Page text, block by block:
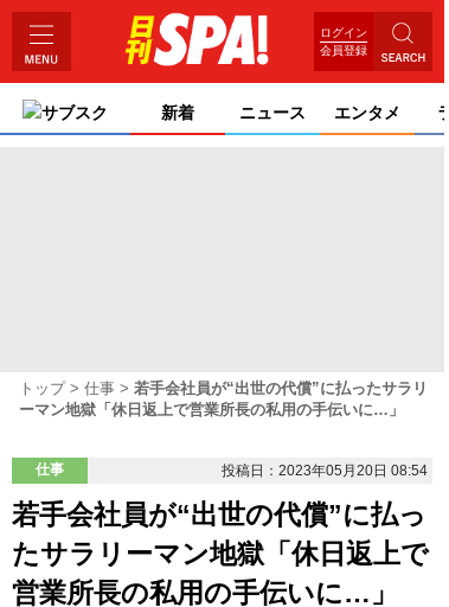
ログイン
会員登録
サブスク 新着 ニュース エンタメ
トップ 仕事
若手会社員が“出世の代償”に払ったサラリ
ーマン地獄「休日返上で営業所長の私用の手伝いに…」
仕事 投稿日：2023年05月20日 08:54
若手会社員が“出世の代償”に払っ
たサラリーマン地獄「休日返上で
営業所長の私用の手伝いに…」